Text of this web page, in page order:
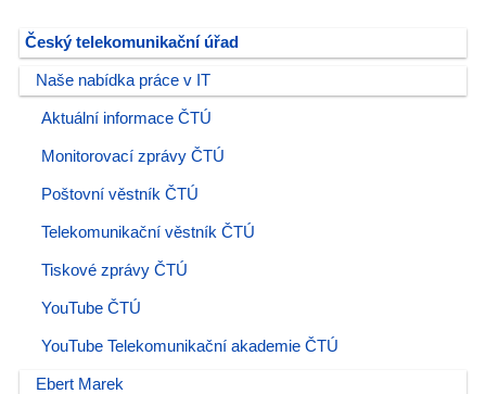
Český telekomunikační úřad
Naše nabídka práce v IT
Aktuální informace ČTÚ
Monitorovací zprávy ČTÚ
Poštovní věstník ČTÚ
Telekomunikační věstník ČTÚ
Tiskové zprávy ČTÚ
YouTube ČTÚ
YouTube Telekomunikační akademie ČTÚ
Ebert Marek